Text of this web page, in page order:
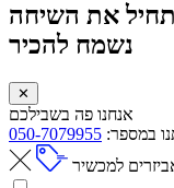
את השיחה
נשמח להכיר
✕
אנחנו פה בשבילכם
במספר: 050-7079955
למכשיר